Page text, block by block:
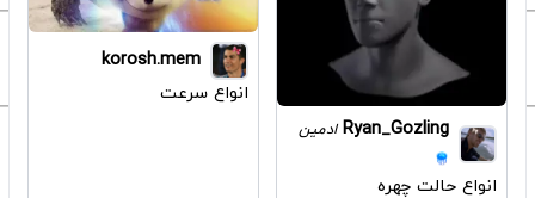
Ryan_Gozling ادمین
انواع حالت چهره
korosh.mem
انواع سرعت